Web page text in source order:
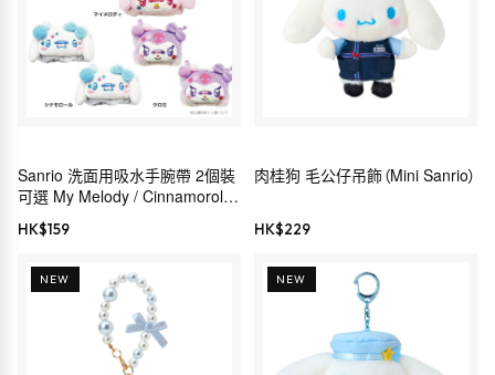
Sanrio 洗面用吸水手腕帶 2個裝
可選 My Melody / Cinnamoroll /
Kuromi
HK$159
肉桂狗 毛公仔吊飾（Mini Sanrio）
HK$229
NEW NEW